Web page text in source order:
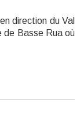
direction du Val
de Basse Rua où